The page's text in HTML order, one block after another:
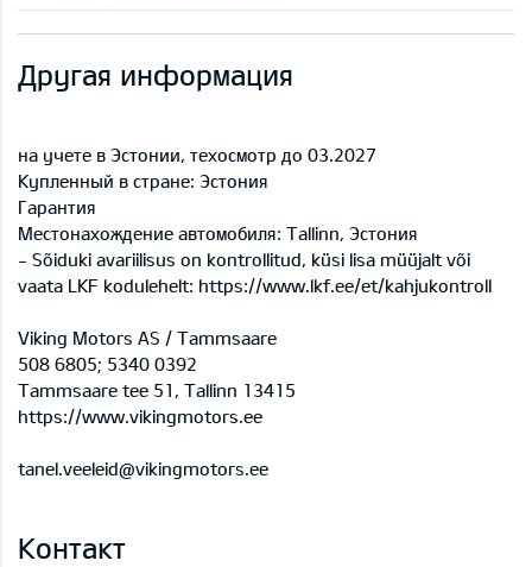
Другая информация
на учете в Эстонии, техосмотр до 03.2027
Купленный в стране: Эстония
Гарантия
Местонахождение автомобиля: Tallinn, Эстония
- Sõiduki avariilisus on kontrollitud, küsi lisa müüjalt või
vaata LKF kodulehelt: https://www.lkf.ee/et/kahjukontroll
Viking Motors AS / Tammsaare
508 6805; 5340 0392
Tammsaare tee 51, Tallinn 13415
https://www.vikingmotors.ee
tanel.veeleid@vikingmotors.ee
Контакт